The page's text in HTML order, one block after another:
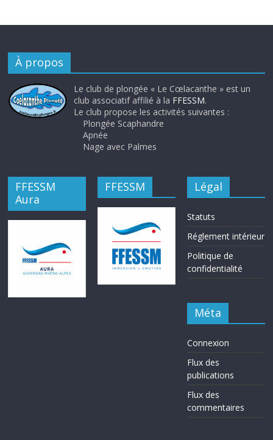
À propos
Le club de plongée « Le Cœlacanthe » est un
club associatif affilié à la FFESSM.
Le club propose les activités suivantes :
Plongée Scaphandre
Apnée
Nage avec Palmes
FFESSM
Aura
FFESSM Légal
Statuts
Réglement intérieur
Politique de
confidentialité
Méta
Connexion
Flux des
publications
Flux des
commentaires